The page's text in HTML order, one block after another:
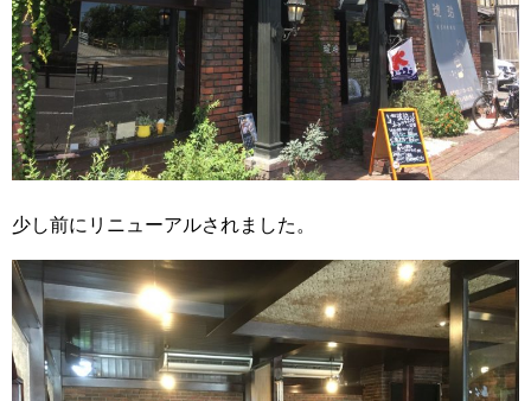
少し前にリニューアルされました。